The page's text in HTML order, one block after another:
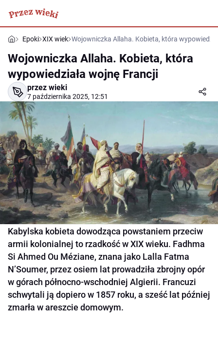
Epoki XIX wiek Wojowniczka Allaha. Kobieta, która
Wojowniczka Allaha. Kobieta, która
wypowiedziała wojnę Francji
przez wieki
7 października 2025, 12:51
Kabylska kobieta dowodząca powstaniem przeciw
armii kolonialnej to rzadkość w XIX wieku. Fadhma
Si Ahmed Ou Méziane, znana jako Lalla Fatma
N’Soumer, przez osiem lat prowadziła zbrojny opór
w górach północno-wschodniej Algierii. Francuzi
schwytali ją dopiero w 1857 roku, a sześć lat później
zmarła w areszcie domowym.